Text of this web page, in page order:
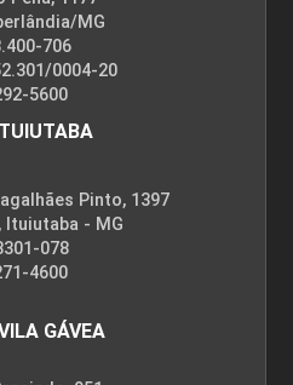
MG
706
0004-20
5600
Pinto, 1397
- MG
078
4600
GÁVEA